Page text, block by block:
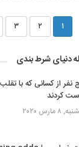
۱ ۲ ۳
دنیای شرط بندی
نفر از کسانی که با
کردند
۸ مارس ۲۰۲۰